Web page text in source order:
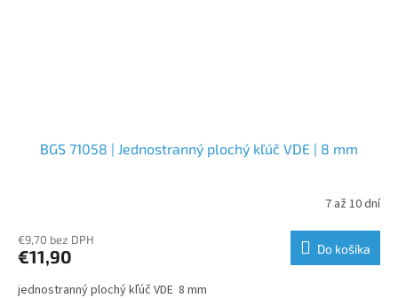
BGS 71058 | Jednostranný plochý kľúč VDE | 8 mm
7 až 10 dní
€9,70 bez DPH
€11,90 Do košíka
jednostranný plochý kľúč VDE 8 mm